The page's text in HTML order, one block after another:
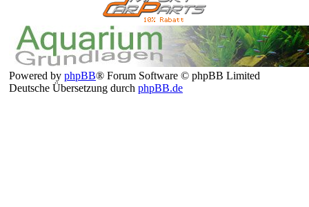
Powered by phpBB® Forum Software © phpBB Limited
Deutsche Übersetzung durch phpBB.de